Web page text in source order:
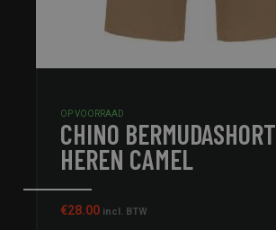
OP VOORRAAD
CHINO BERMUDASHORT
HEREN CAMEL
€28.00 incl. BTW